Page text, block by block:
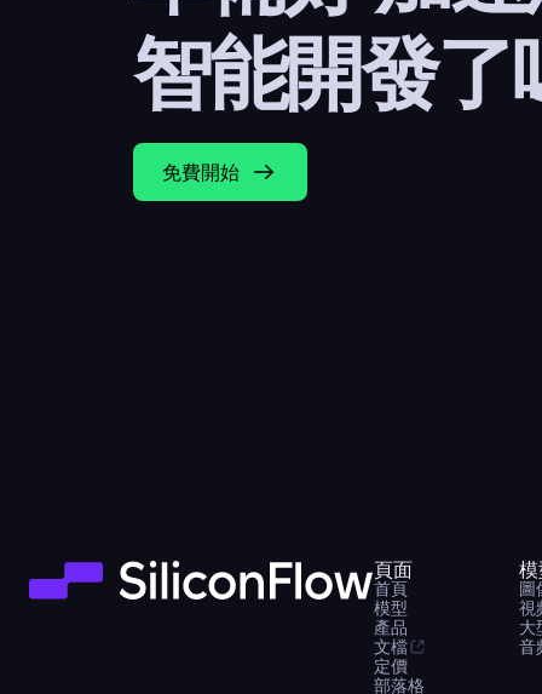
智能開發了
免費開始
頁面
首頁
模型
產品
文檔
定價
部落格
圖
視
大
音